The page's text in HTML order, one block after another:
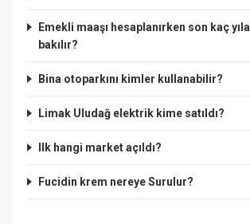
Emekli maaşı hesaplanırken son kaç yıla
bakılır?
Bina otoparkını kimler kullanabilir?
Limak Uludağ elektrik kime satıldı?
Ilk hangi market açıldı?
Fucidin krem nereye Surulur?